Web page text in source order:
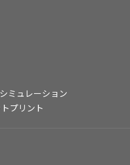
ミュレーション
プリント